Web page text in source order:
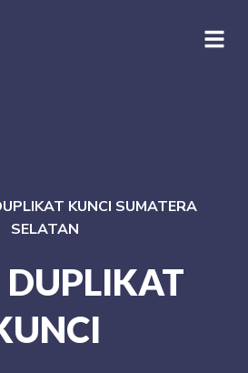
KUNCI SUMATERA
SELATAN
DUPLIKAT